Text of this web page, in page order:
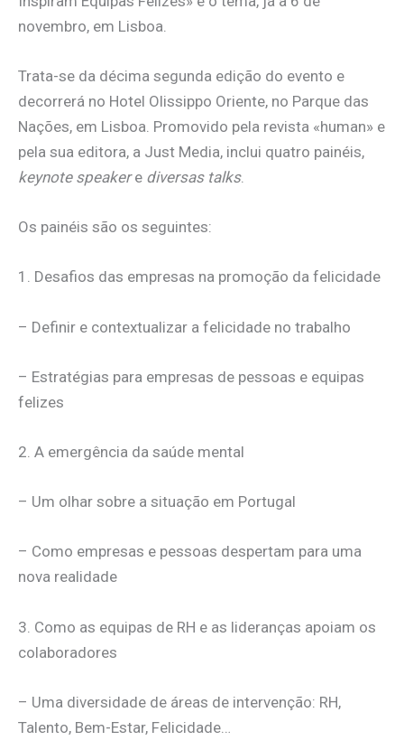
novembro, em Lisboa.
Trata-se da décima segunda edição do evento e
decorrerá no Hotel Olissippo Oriente, no Parque das
Nações, em Lisboa. Promovido pela revista «human» e
pela sua editora, a Just Media, inclui quatro painéis,
keynote speakere diversas talks.
Os painéis são os seguintes:
1. Desafios das empresas na promoção da felicidade
– Definir e contextualizar a felicidade no trabalho
– Estratégias para empresas de pessoas e equipas
felizes
2. A emergência da saúde mental
– Um olhar sobre a situação em Portugal
– Como empresas e pessoas despertam para uma
nova realidade
3. Como as equipas de RH e as lideranças apoiam os
colaboradores
– Uma diversidade de áreas de intervenção: RH,
Talento, Bem-Estar, Felicidade…